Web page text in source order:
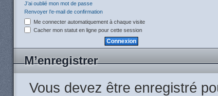
J’ai oublié mon mot de passe
Renvoyer l’e-mail de confirmation
Me connecter automatiquement à chaque visite
Cacher mon statut en ligne pour cette session
M’enregistrer
Vous devez être enregistré